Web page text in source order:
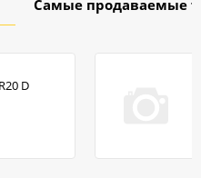
Самые продаваемые
D